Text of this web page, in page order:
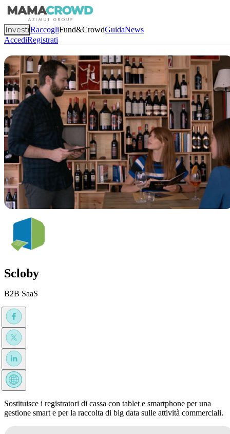
InvestiRaccogliFund&CrowdGuidaNews
AccediRegistrati
Scloby
B2B SaaS
Sostituisce i registratori di cassa con tablet e smartphone per una
gestione smart e per la raccolta di big data sulle attività commerciali.